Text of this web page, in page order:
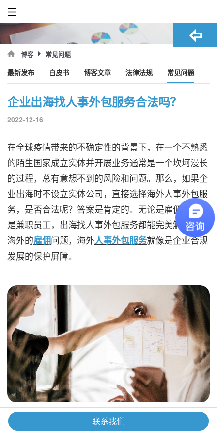
博客 常见问题
最新发布 白皮书 博客文章 法律法规 常见问题
企业出海找人事外包服务合法吗？
2022-12-16
在全球疫情带来的不确定性的背景下，在一个不熟悉
的陌生国家成立实体并开展业务通常是一个坎坷漫长
的过程，总有意想不到的风险和问题。那么，如果企
业出海时不设立实体公司，直接选择海外人事外包服
务，是否合法呢？答案是肯定的。无论是雇佣全职还
是兼职员工，出海找人事外包服务都能完美解决企业
海外的雇佣问题，海外人事外包服务就像是企业合规
发展的保护屏障。
企业在出海过程中，从初始阶段
联系我们